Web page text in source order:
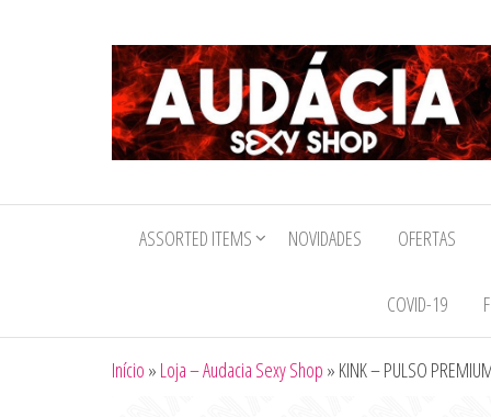
Sexy
Shop
ASSORTED ITEMS NOVIDADES OFERTAS
COVID-19
Início » Loja – Audacia Sexy Shop » KINK – PULSO